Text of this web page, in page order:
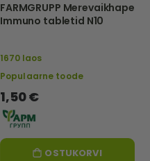
FARMGRUPP Merevaikhape
Immuno tabletid N10
1670 laos
Populaarne toode
1,50 €
OSTUKORVI